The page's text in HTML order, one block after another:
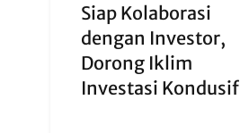
Siap Kolaborasi
dengan Investor,
Dorong Iklim
Investasi Kondusif